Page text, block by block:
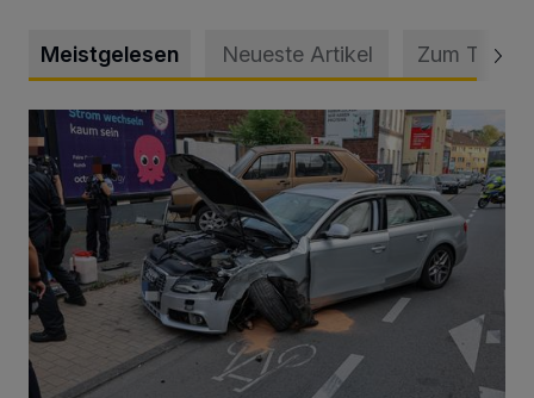
Meistgelesen Neueste Artikel Zum Thema
Schwerer Unfall mit 2,48 Promille